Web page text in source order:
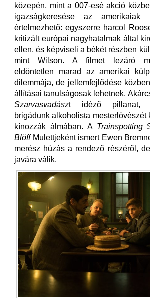
közepén, mint a 007-esé akció
igazságkeresése az amerikaiak
értelmezhető: egyszerre harcol
kritizált európai nagyhatalmak által
ellen, és képviseli a békét részben
mint Wilson. A filmet lezáró
eldöntetlen marad az amerikai
dilemmája, de jellemfejlődése
állításai tanulságosak lehetnek.
Szarvasvadászt idéző pillanat,
brigádunk alkoholista mesterlövészét
kínozzák álmában. A Trainspotting
BlöffMulettjeként ismert Ewen
merész húzás a rendező részéről,
javára válik.